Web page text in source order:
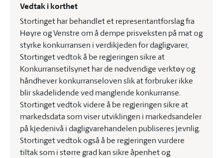
Vedtak i korthet
Stortinget har behandlet et representantforslag fra
Høyre og Venstre om å dempe prisveksten på mat og
styrke konkurransen i verdikjeden for dagligvarer,
Stortinget vedtok å be regjeringen sikre at
Konkurransetilsynet har de nødvendige verktøy og
håndhever konkurranseloven slik at forbruker ikke
blir skadelidende ved manglende konkurranse.
Stortinget vedtok videre å be regjeringen sikre at
markedsdata som viser utviklingen i markedsandeler
på kjedenivå i dagligvarehandelen publiseres jevnlig.
Stortinget vedtok også å be regjeringen vurdere
tiltak som i større grad kan sikre åpenhet og